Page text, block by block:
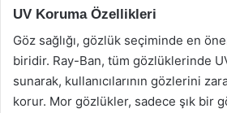
UV Koruma Özellikleri
Göz sağlığı, gözlük seçiminde en
biridir. Ray-Ban, tüm gözlüklerinde
sunarak, kullanıcılarının gözlerini
korur. Mor gözlükler, sadece şık bir